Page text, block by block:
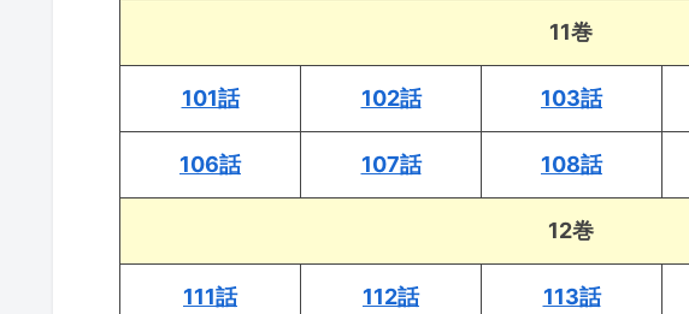
11巻
101話 102話 103話
106話 107話 108話
12巻
111話 112話 113話